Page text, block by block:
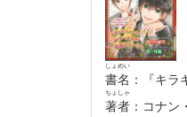
書名
しょめい
：『キ
著者
ちょしゃ
：コナ